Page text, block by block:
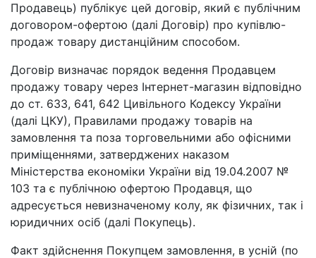
Продавець) публікує цей договір, який є публічним
договором-офертою (далі Договір) про купівлю-
продаж товару дистанційним способом.
Договір визначає порядок ведення Продавцем
продажу товару через Інтернет-магазин відповідно
до ст. 633, 641, 642 Цивільного Кодексу України
(далі ЦКУ), Правилами продажу товарів на
замовлення та поза торговельними або офісними
приміщеннями, затверджених наказом
Міністерства економіки України від 19.04.2007 №
103 та є публічною офертою Продавця, що
адресується невизначеному колу, як фізичних, так і
юридичних осіб (далі Покупець).
Факт здійснення Покупцем замовлення, в усній (по